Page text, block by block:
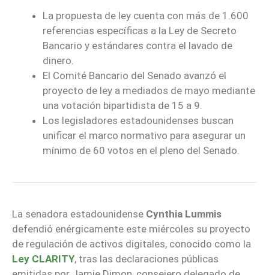
La propuesta de ley cuenta con más de 1.600
referencias específicas a la Ley de Secreto
Bancario y estándares contra el lavado de
dinero.
El Comité Bancario del Senado avanzó el
proyecto de ley a mediados de mayo mediante
una votación bipartidista de 15 a 9.
Los legisladores estadounidenses buscan
unificar el marco normativo para asegurar un
mínimo de 60 votos en el pleno del Senado.
La senadora estadounidense Cynthia Lummis
defendió enérgicamente este miércoles su proyecto
de regulación de activos digitales, conocido como la
Ley CLARITY, tras las declaraciones públicas